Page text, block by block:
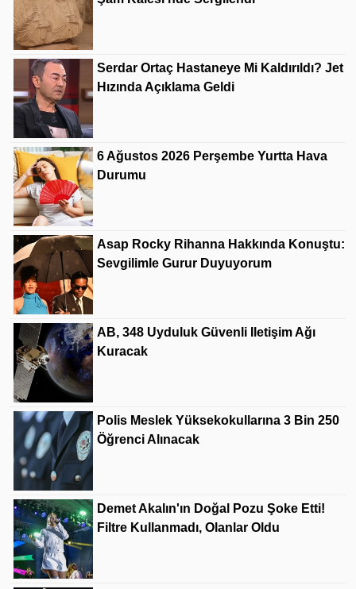
Serdar Ortaç Hastaneye Mi Kaldırıldı? Jet
Hızında Açıklama Geldi
6 Ağustos 2026 Perşembe Yurtta Hava
Durumu
Asap Rocky Rihanna Hakkında Konuştu:
Sevgilimle Gurur Duyuyorum
AB, 348 Uyduluk Güvenli Iletişim Ağı
Kuracak
Polis Meslek Yüksekokullarına 3 Bin 250
Öğrenci Alınacak
Demet Akalın'ın Doğal Pozu Şoke Etti!
Filtre Kullanmadı, Olanlar Oldu